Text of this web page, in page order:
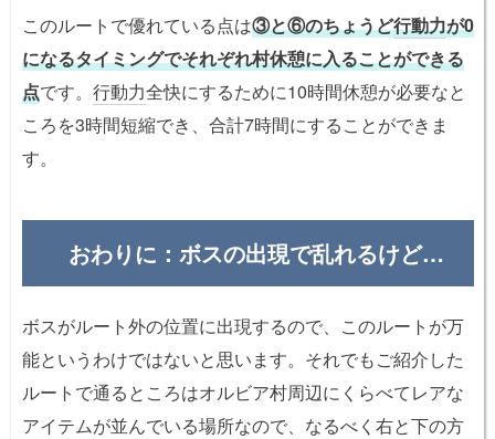
このルートで優れている点は③と⑥のちょうど行動力が0
になるタイミングでそれぞれ村休憩に入ることができる
点です。 行動力全快にするために10時間休憩が必要なと
ころを3時間短縮でき、合計7時間にすることができま
す。
おわりに：ボスの出現で乱れるけど…
ボスがルート外の位置に出現するので、このルートが万
能というわけではないと思います。それでもご紹介した
ルートで通るところはオルビア村周辺にくらべてレアな
アイテムが並んでいる場所なので、なるべく右と下の方